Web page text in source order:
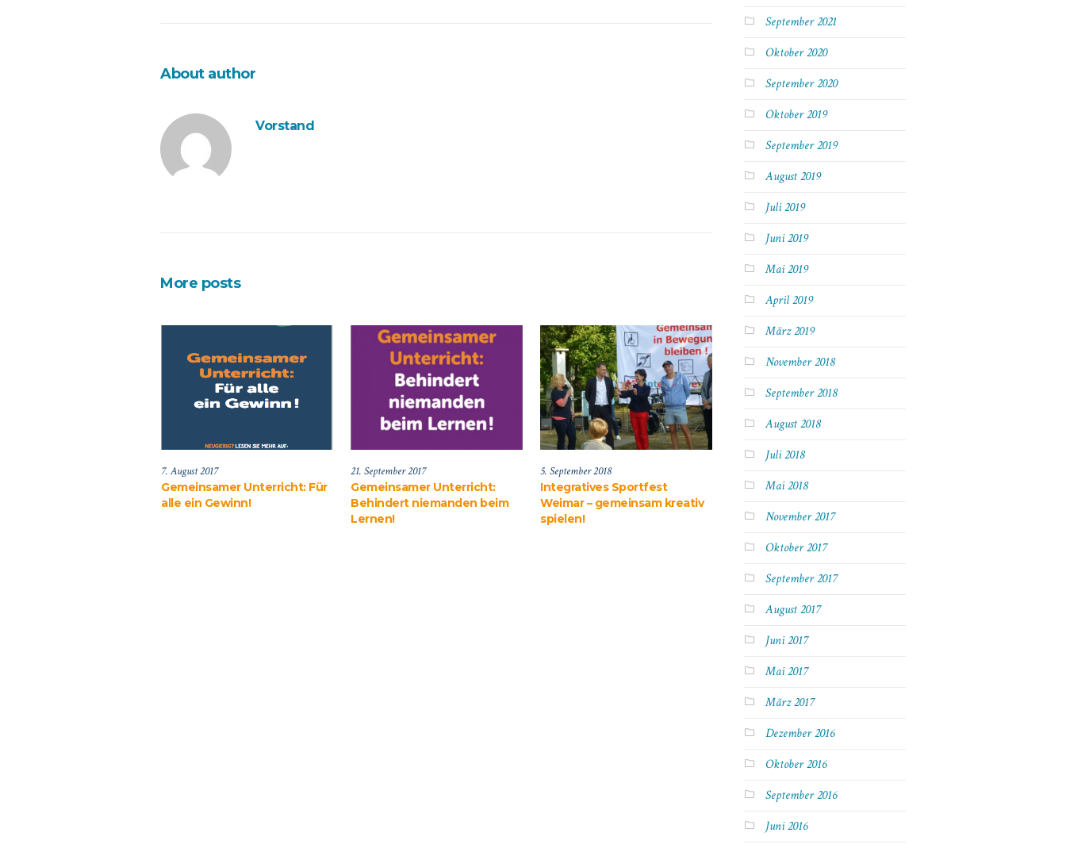
About author
Vorstand
More posts
7. August 2017
Gemeinsamer Unterricht: Für
alle ein Gewinn!
21. September 2017
Gemeinsamer Unterricht:
Behindert niemanden beim
Lernen!
5. September 2018
Integratives Sportfest
Weimar – gemeinsam kreativ
spielen!
September 2021
Oktober 2020
September 2020
Oktober 2019
September 2019
August 2019
Juli 2019
Juni 2019
Mai 2019
April 2019
März 2019
November 2018
September 2018
August 2018
Juli 2018
Mai 2018
November 2017
Oktober 2017
September 2017
August 2017
Juni 2017
Mai 2017
März 2017
Dezember 2016
Oktober 2016
September 2016
Juni 2016